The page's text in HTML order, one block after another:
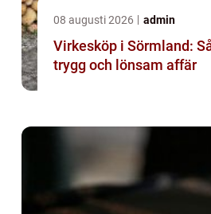
08 augusti 2026 admin
Virkesköp i Sörmland:
trygg och lönsam affär